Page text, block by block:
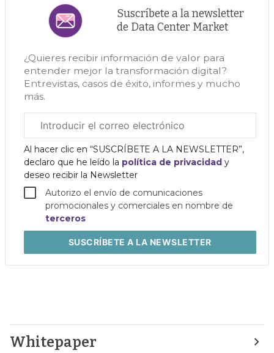
Suscríbete a la newsletter
de Data Center Market
¿Quieres recibir información de valor para
entender mejor la transformación digital?
Entrevistas, casos de éxito, informes y mucho
más.
electrónico
corporativo
Al hacer clic en “SUSCRÍBETE A LA NEWSLETTER”,
declaro que he leído la política de privacidad y
deseo recibir la Newsletter
Autorizo el envío de comunicaciones
promocionales y comerciales en nombre de
terceros
SUSCRÍBETEA LA NEWSLETTER
Whitepaper